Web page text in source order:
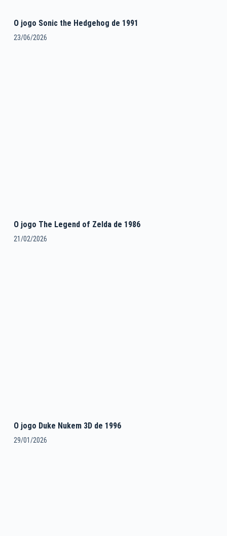
O jogo Sonic the Hedgehog de 1991
23/06/2026
O jogo The Legend of Zelda de 1986
21/02/2026
O jogo Duke Nukem 3D de 1996
29/01/2026